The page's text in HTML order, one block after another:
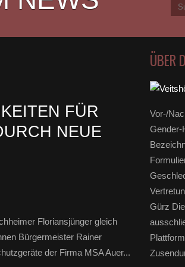
FÜR
NEUE
Floriansjünger gleich
Bürgermeister Rainer
der Firma MSA Auer...
ÜBER
Vor-/
Gender-
Gürz